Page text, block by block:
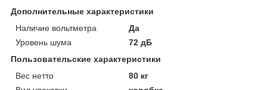
Дополнительные характеристики
Наличие вольтметра
Да
Уровень шума
72 дБ
Пользовательские характеристики
Вес нетто
80 кг